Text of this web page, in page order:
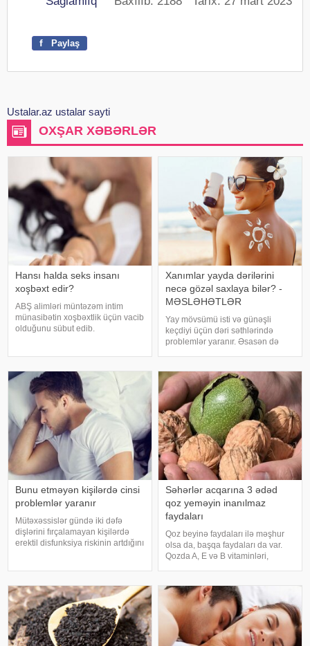
f Paylaş
Ustalar.az ustalar sayti
OXŞAR XƏBƏRLƏR
Hansı halda seks insanı
xoşbəxt edir?
ABŞ alimləri müntəzəm intim
münasibətin xoşbəxtlik üçün vacib
olduğunu sübut edib.
olub ki, həyatlarında mütəmad
Xanımlar yayda dərilərini
necə gözəl saxlaya bilər? -
MƏSLƏHƏTLƏR
Yay mövsümü isti və günəşli
keçdiyi üçün dəri səthlərində
problemlər yaranır. Əsasən də
uğrayır və baxımsızlaşır.
Sağlamolun.az bu dəfə dərini
gözəlləşdirən v
Bunu etməyən kişilərdə cinsi
problemlər yaranır
Mütəxəssislər gündə iki dəfə
dişlərini fırçalamayan kişilərdə
erektil disfunksiya riskinin artdığını
gigiyenasın
Səhərlər acqarına 3 ədəd
qoz yeməyin inanılmaz
faydaları
Qoz beyinə faydaları ilə məşhur
olsa da, başqa faydaları da var.
Qozda A, E və B vitaminləri,
mövcuddur. Acqarına qoz yeməyin
faydaları bunlardır:. Enerji verir:
Qozd